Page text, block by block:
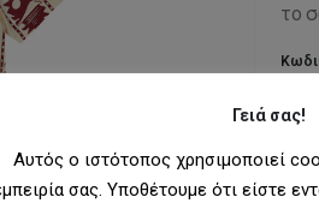
το
Γειά σας!
Αυτός ο ιστότοπος χρησιμοποιεί
σας. Υποθέτουμε ότι είστε